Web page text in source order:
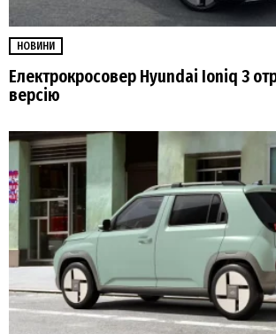
НОВИНИ
Електрокросовер Hyundai Ioniq 3
версію